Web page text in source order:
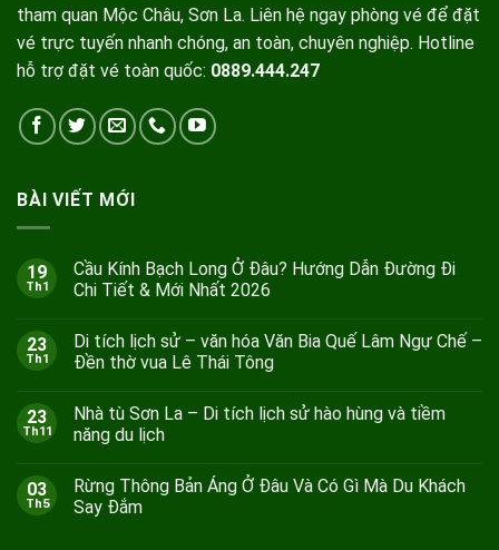
tham quan Mộc Châu, Sơn La. Liên hệ ngay phòng vé để đặt
vé trực tuyến nhanh chóng, an toàn, chuyên nghiệp. Hotline
hỗ trợ đặt vé toàn quốc: 0889.444.247
BÀI VIẾT MỚI
19
Th1
Cầu Kính Bạch Long Ở Đâu? Hướng Dẫn Đường Đi
Chi Tiết & Mới Nhất 2026
bình
luận
ở
Bạch
Long
Ở
Dẫn
Đường
Đi
23
Th1
Di tích lịch sử – văn hóa Văn Bia Quế Lâm Ngự Chế –
Đền thờ vua Lê Thái Tông
bình
luận
ở
lịch
sử
–
23
Th11
Nhà tù Sơn La – Di tích lịch sử hào hùng và tiềm
năng du lịch
bình
luận
ở
03
Th5
Rừng Thông Bản Áng Ở Đâu Và Có Gì Mà Du Khách
Say Đắm